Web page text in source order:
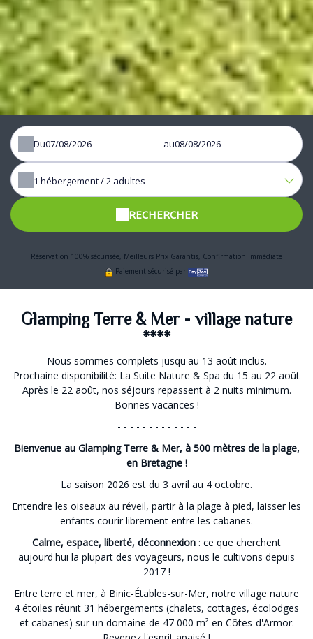
Du au
1 hébergement /2 adultes
RECHERCHER
Réservation 100% sécurisée, Meilleurs Prix Garantis, Confirmation Immédiate
Paiement sécurisé par
Glamping Terre & Mer - village nature
****
Nous sommes complets jusqu'au 13 août inclus.
Prochaine disponibilité: La Suite Nature & Spa du 15 au 22 août
Après le 22 août, nos séjours repassent à 2 nuits minimum.
Bonnes vacances !
- - - - - - - - - - - - -
Bienvenue au Glamping Terre & Mer, à 500 mètres de la plage,
en Bretagne !
La saison 2026 est du 3 avril au 4 octobre.
Entendre les oiseaux au réveil, partir à la plage à pied, laisser les
enfants courir librement entre les cabanes.
Calme, espace, liberté, déconnexion : ce que cherchent
aujourd'hui la plupart des voyageurs, nous le cultivons depuis
2017 !
Entre terre et mer, à Binic-Étables-sur-Mer, notre village nature
4 étoiles réunit 31 hébergements (chalets, cottages, écolodges
et cabanes) sur un domaine de 47 000 m² en Côtes-d'Armor.